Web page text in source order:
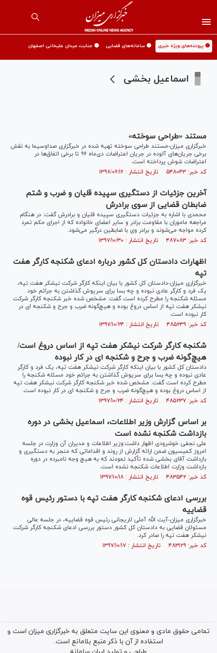
🟡 پرونده‌های ویژه خبری 🟡 سامانه‌های قضایی 🟡 جنایت میدان علیخانی اصفهان
اسماعیل بخشی
مستند «طراحی سوخته»
خبرگزاری میزان-مستند طراحی سوخته تهیه شده در خبرگزاری صداوسیما به نقش
برخی جریان‌های آلوده در جریان اعتراضات دی‌ماه ۹۶ تا برخی اتفاق‌ها در
اعتراضات شوش پرداخته است.
کد خبر: ۵۴۸۰۴۳ تاریخ انتشار : ۱۳۹۸/۰۶/۱۶
آخرین جزئیات از دستگیری سپیده قلیان و ضرب و شتم
ضابطان قضایی از سوی برادرش
محمدی با اشاره به جزئیات دستگیری سپیده قلیان و برادرش گفت: در هنگام
مراجعه ماموران با مقاومت برادر و سایر اعضای خانواده که از اجرای حکم تمرد
کرده مواجه می‌شوند و برادر وی با ضابطین درگیر می‌شود.
کد خبر: ۴۸۷۰۸۳ تاریخ انتشار : ۱۳۹۷/۱۰/۳۰
اظهارات دادستان کل کشور درباره ادعای شکنجه کارگر هفت
تپه
خبرگزاری میزان-دادستان کل کشور با بیان اینکه کارگر شرکت نیشکر هفت تپه،
یک فرد و کارگر عادی نبوده و چه بسا برای سرپوش گذاشتن به جرائم خود
مسئله شکنجه را مطرح کرده است گفت: مشخص شده خبر شکنجه کارگر شرکت
نیشکر هفت تپه از اساس دروغ بوده و هیچ‌گونه ضرب و جرح و شکنجه ای در
کار نبوده است.
کد خبر: ۴۸۵۲۳۹ تاریخ انتشار : ۱۳۹۷/۱۰/۲۴
شکنجه کارگر شرکت نیشکر هفت تپه از اساس دروغ است/
هیچ‌گونه ضرب و جرح و شکنجه ای در کار نبوده
دادستان کل کشور با بیان اینکه کارگر شرکت نیشکر هفت تپه، یک فرد و کارگر
عادی نبوده و چه بسا برای سرپوش گذاشتن به جرائم خود مسئله شکنجه را
مطرح کرده است گفت: مشخص شده خبر شکنجه کارگر شرکت نیشکر هفت تپه
از اساس دروغ بوده و هیچ‌گونه ضرب و جرح و شکنجه ای در کار نبوده است.
کد خبر: ۴۸۵۲۳۷ تاریخ انتشار : ۱۳۹۷/۱۰/۲۴
بر اساس گزارش وزیر اطلاعات، اسماعیل بخشی در دوره
بازداشت شکنجه نشده است
علی نجفی خوشرودی اظهار داشت:وزیر اطلاعات و مدیران آن وزارت در جلسه
امروز کمیسیون ضمن ارائه گزارش از روند و اقداماتی که منجر به دستگیری و
بازداشت آقای بخشی شده تأکید نمودند که به هیچ وجه نامبرده در دوره
بازداشت وزارت اطلاعات شکنجه نشده است.
کد خبر: ۴۸۳۵۴۲ تاریخ انتشار : ۱۳۹۷/۱۰/۱۸
بررسی ادعای شکنجه کارگر هفت تپه با دستور رئیس قوه
قضاییه
خبرگزاری میزان-آیت الله آملی لاریجانی رئیس قوه قضاییه، در جلسه عالی
مسئولان قضایی به دادستان کل کشور دستور بررسی ادعای شکنجه کارگر شرکت
نیشکر هفت تپه را صادر کرد.
کد خبر: ۴۸۳۱۲۹ تاریخ انتشار : ۱۳۹۷/۱۰/۱۷
تمامی حقوق مادی و معنوی این سایت متعلق به خبرگزاری میزان است و
استفاده از آن با ذکر منبع بلامانع است.